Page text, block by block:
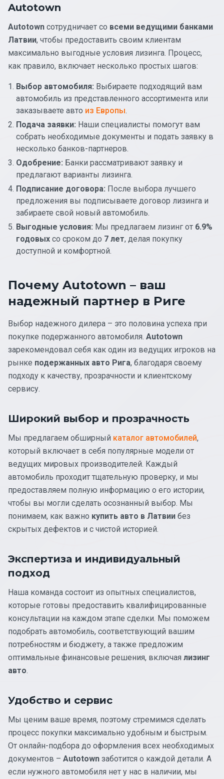
Autotown
Autotown сотрудничает со всеми ведущими банками
Латвии, чтобы предоставить своим клиентам
максимально выгодные условия лизинга. Процесс,
как правило, включает несколько простых шагов:
Выбор автомобиля: Выбираете подходящий вам
автомобиль из представленного ассортимента или
заказываете авто из Европы.
Подача заявки: Наши специалисты помогут вам
собрать необходимые документы и подать заявку в
несколько банков-партнеров.
Одобрение: Банки рассматривают заявку и
предлагают варианты лизинга.
Подписание договора: После выбора лучшего
предложения вы подписываете договор лизинга и
забираете свой новый автомобиль.
Выгодные условия: Мы предлагаем лизинг от 6.9%
годовых со сроком до 7 лет, делая покупку
доступной и комфортной.
Почему Autotown – ваш
надежный партнер в Риге
Выбор надежного дилера – это половина успеха при
покупке подержанного автомобиля. Autotown
зарекомендовал себя как один из ведущих игроков на
рынке подержанных авто Рига, благодаря своему
подходу к качеству, прозрачности и клиентскому
сервису.
Широкий выбор и прозрачность
Мы предлагаем обширный каталог автомобилей,
который включает в себя популярные модели от
ведущих мировых производителей. Каждый
автомобиль проходит тщательную проверку, и мы
предоставляем полную информацию о его истории,
чтобы вы могли сделать осознанный выбор. Мы
понимаем, как важно купить авто в Латвии без
скрытых дефектов и с чистой историей.
Экспертиза и индивидуальный
подход
Наша команда состоит из опытных специалистов,
которые готовы предоставить квалифицированные
консультации на каждом этапе сделки. Мы поможем
подобрать автомобиль, соответствующий вашим
потребностям и бюджету, а также предложим
оптимальные финансовые решения, включая лизинг
авто.
Удобство и сервис
Мы ценим ваше время, поэтому стремимся сделать
процесс покупки максимально удобным и быстрым.
От онлайн-подбора до оформления всех необходимых
документов – Autotown заботится о каждой детали. А
если нужного автомобиля нет у нас в наличии, мы